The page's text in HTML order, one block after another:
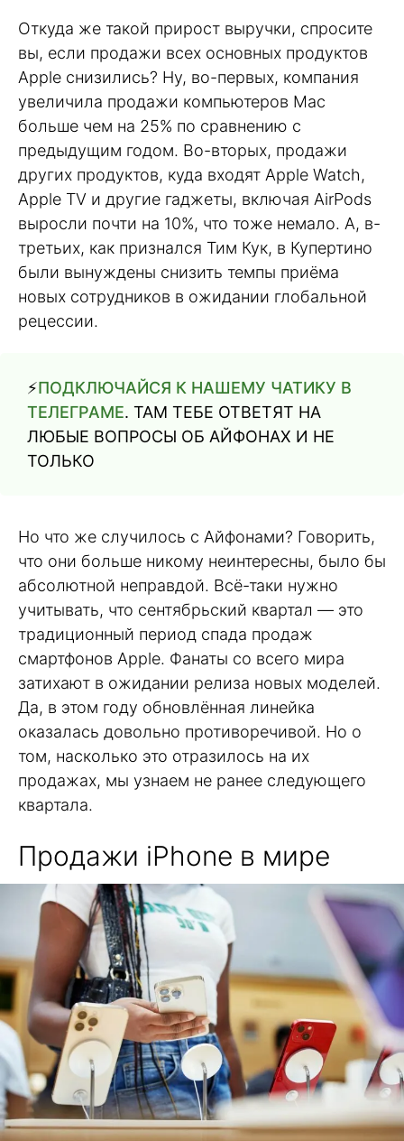
Откуда же такой прирост выручки, спросите
вы, если продажи всех основных продуктов
Apple снизились? Ну, во-первых, компания
увеличила продажи компьютеров Mac
больше чем на 25% по сравнению с
предыдущим годом. Во-вторых, продажи
других продуктов, куда входят Apple Watch,
Apple TV и другие гаджеты, включая AirPods
выросли почти на 10%, что тоже немало. А, в-
третьих, как признался Тим Кук, в Купертино
были вынуждены снизить темпы приёма
новых сотрудников в ожидании глобальной
рецессии.
⚡️ПОДКЛЮЧАЙСЯ К НАШЕМУ ЧАТИКУ В
ТЕЛЕГРАМЕ. ТАМ ТЕБЕ ОТВЕТЯТ НА
ЛЮБЫЕ ВОПРОСЫ ОБ АЙФОНАХ И НЕ
ТОЛЬКО
Но что же случилось с Айфонами? Говорить,
что они больше никому неинтересны, было бы
абсолютной неправдой. Всё-таки нужно
учитывать, что сентябрьский квартал — это
традиционный период спада продаж
смартфонов Apple. Фанаты со всего мира
затихают в ожидании релиза новых моделей.
Да, в этом году обновлённая линейка
оказалась довольно противоречивой. Но о
том, насколько это отразилось на их
продажах, мы узнаем не ранее следующего
квартала.
Продажи iPhone в мире